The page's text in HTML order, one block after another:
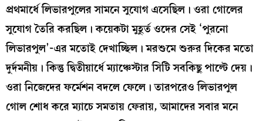
প্রথমার্ধে লিভারপুলের সামনে সুযোগ এসেছিল। ওরা গোলের
সুযোগ তৈরি করছিল। কয়েকটা মুহূর্ত ওদের সেই ‘পুরনো
লিভারপুল’-এর মতোই দেখাচ্ছিল। মরশুমে শুরুর দিকের মতো
দুর্দমনীয়। কিন্তু দ্বিতীয়ার্ধে ম্যাঞ্চেস্টার সিটি সবকিছু পাল্টে দেয়।
ওরা নিজেদের ফর্মেশন বদলে ফেলে। তারপরেও লিভারপুল
গোল শোধ করে ম্যাচে সমতায় ফেরায়, আমাদের সবার মনে